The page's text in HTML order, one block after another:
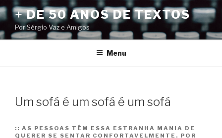
Pular
para
o
conteúdo
+ DE 50 ANOS DE TEXTOS
Por Sérgio Vaz e Amigos
Menu
Um sofá é um sofá é um sofá
:: AS PESSOAS TÊM ESSA ESTRANHA MANIA DE
QUERER SE SENTAR CONFORTAVELMENTE. POR